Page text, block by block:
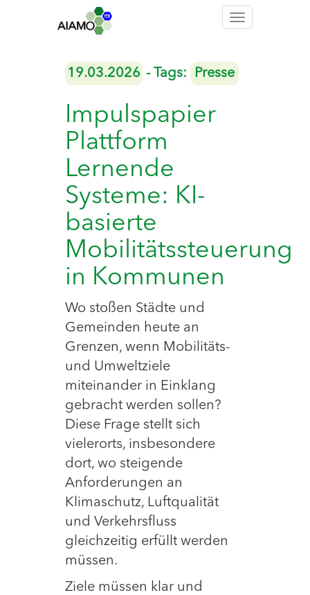
Toggle
19.03.2026 - Tags: Presse
Impulspapier
Plattform
Lernende
Systeme: KI-
basierte
Mobilitätssteuerung
in Kommunen
Wo stoßen Städte und
Gemeinden heute an
Grenzen, wenn Mobilitäts-
und Umweltziele
miteinander in Einklang
gebracht werden sollen?
Diese Frage stellt sich
vielerorts, insbesondere
dort, wo steigende
Anforderungen an
Klimaschutz, Luftqualität
und Verkehrsfluss
gleichzeitig erfüllt werden
müssen.
Ziele müssen klar und